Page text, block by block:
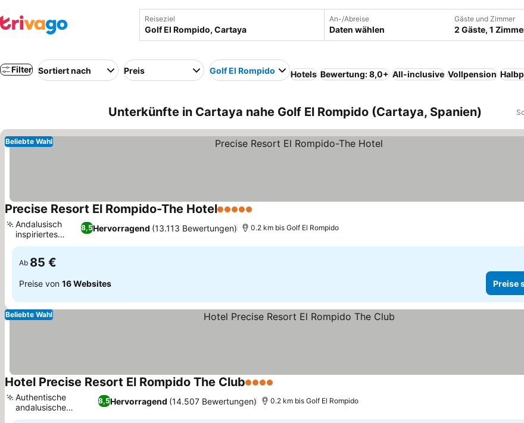
Reiseziel An-/Abreise
Daten wählen
Gäste und Zimmer
2 Gäste, 1
Filter Sortiert nach Preis Golf El Rompido Hotels Bewertung: 8,0+ All-inclusive Vollpension
Unterkünfte in Cartaya nahe Golf El Rompido (Cartaya, Spanien)
Beliebte Wahl
Precise Resort El Rompido-The Hotel5 Sterne
8,5Hervorragend (13.113 Bewertungen)
Andalusisch
inspiriertes
Buffet
0.2 km bis Golf El Rompido
Ab 85 €
Preise von 16 Websites Preise
Beliebte Wahl
Hotel Precise Resort El Rompido The Club4 Sterne
8,5Hervorragend (14.507 Bewertungen)
Authentische
andalusische
Saisonküche
0.2 km bis Golf El Rompido